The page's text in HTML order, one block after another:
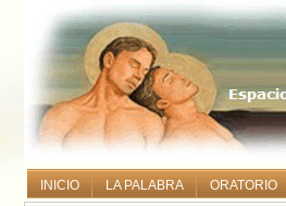
INICIO LA PALABRA ORATORIO